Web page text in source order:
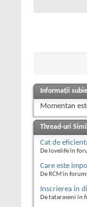
Informații
Momentan
Thread-uri
Cat de
De lovelife în
Care este
De RCM în
Inscrierea in
De tataraseni în